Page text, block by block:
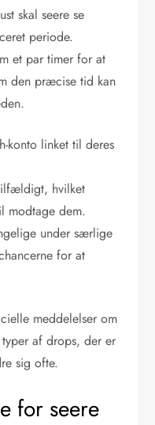
skal seere se
periode.
et par timer for at
den præcise tid kan
konto linket til deres
hvilket
modtage dem.
under særlige
for at
meddelelser om
af drops, der er
sig ofte.
for seere